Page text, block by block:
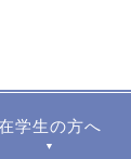
学生の方へ
▼